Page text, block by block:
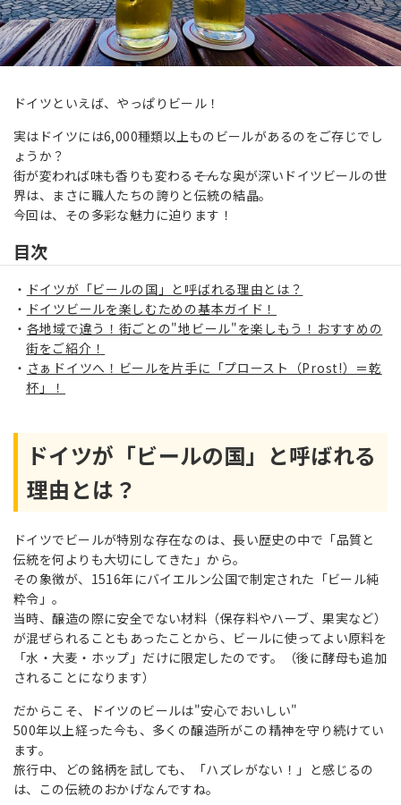
ドイツといえば、やっぱりビール！
実はドイツには6,000種類以上ものビールがあるのをご存じでし
ょうか？
街が変われば味も香りも変わる――そんな奥が深いドイツビールの世
界は、まさに職人たちの誇りと伝統の結晶。
今回は、その多彩な魅力に迫ります！
目次
ドイツが「ビールの国」と呼ばれる理由とは？
ドイツビールを楽しむための基本ガイド！
各地域で違う！街ごとの"地ビール"を楽しもう！おすすめの
街をご紹介！
さぁドイツへ！ビールを片手に「プロースト（Prost!）＝乾
杯」！
ドイツが「ビールの国」と呼ばれる
理由とは？
ドイツでビールが特別な存在なのは、長い歴史の中で「品質と
伝統を何よりも大切にしてきた」から。
その象徴が、1516年にバイエルン公国で制定された「ビール純
粋令」。
当時、醸造の際に安全でない材料（保存料やハーブ、果実など）
が混ぜられることもあったことから、ビールに使ってよい原料を
「水・大麦・ホップ」だけに限定したのです。（後に酵母も追加
されることになります）
だからこそ、ドイツのビールは"安心でおいしい"
500年以上経った今も、多くの醸造所がこの精神を守り続けてい
ます。
旅行中、どの銘柄を試しても、「ハズレがない！」と感じるの
は、この伝統のおかげなんですね。